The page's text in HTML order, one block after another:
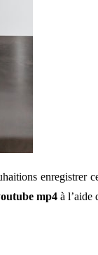
enregistrer
mp4 à l’aide